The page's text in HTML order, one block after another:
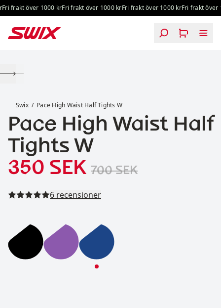
Hoppa till innehåll
frakt över 1000 krFri frakt över 1000 krFri frakt över 1000 krFri frakt över
Swix Pace High Waist Half Tights W
Pace High Waist Half
Tights W
Reapris:
350 SEK Originalpris:
700 SEK
Läs alla recensioner
6 recensioner
Pace High Waist Half Tights W
Pace High Waist Half Tights W
Pace High Waist Half Tights W